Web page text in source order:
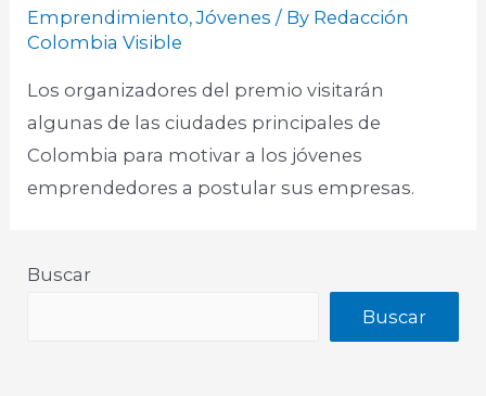
Emprendimiento,Jóvenes / By Redacción
Colombia Visible
Los organizadores del premio visitarán
algunas de las ciudades principales de
Colombia para motivar a los jóvenes
emprendedores a postular sus empresas.
Buscar
Buscar